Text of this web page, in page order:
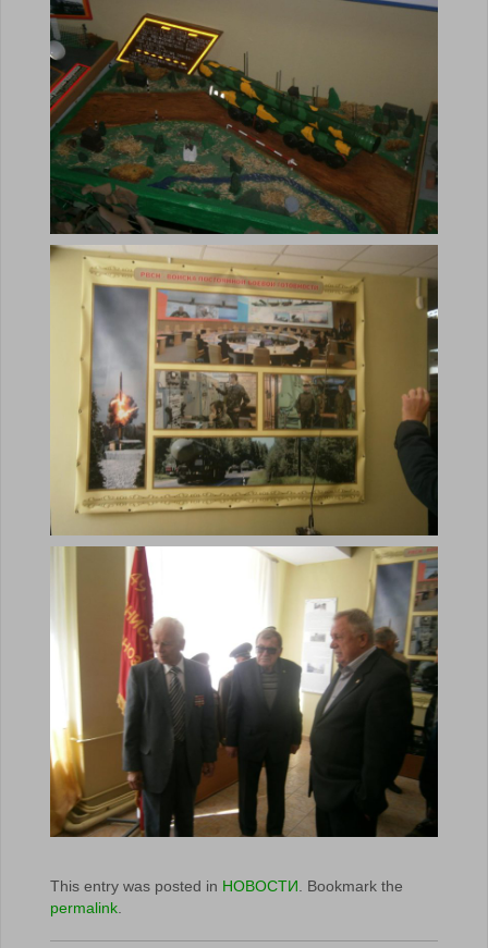
This entry was posted in НОВОСТИ . Bookmark the
permalink